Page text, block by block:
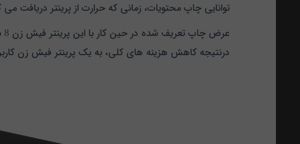
توانایی چاپ محتویات، زمانی که حرارت از پرینتر دریافت
درنتیجه کاهش هزینه های کلی، به یک پرینتر فیش زن